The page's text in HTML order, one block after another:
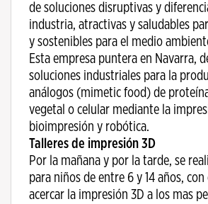
de soluciones disruptivas y
industria, atractivas y saludables
y sostenibles para el medio
Esta empresa puntera en Navarra,
soluciones industriales para la
análogos (mimetic food) de
vegetal o celular mediante la
bioimpresión y robótica.
Talleres de impresión 3D
Por la mañana y por la tarde, se
para niños de entre 6 y 14 años,
acercar la impresión 3D a los mas